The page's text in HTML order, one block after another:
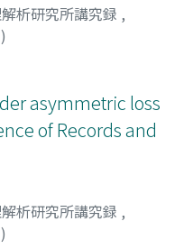
析研究所講究録 ,
)
asymmetric loss
of Records and
析研究所講究録 ,
)